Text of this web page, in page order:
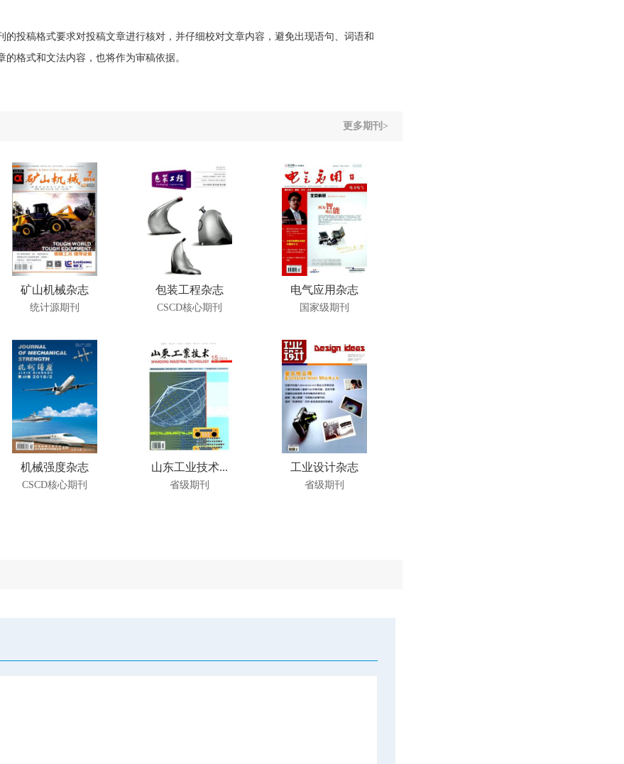
的投稿格式要求对投稿文章进行核对，并仔细校对文章内容，避免出现语句、词语和
格式和文法内容，也将作为审稿依据。
更多期刊>
矿山机械杂志
统计源期刊
包装工程杂志
CSCD核心期刊
电气应用杂志
国家级期刊
机械强度杂志
CSCD核心期刊
山东工业技术...
省级期刊
工业设计杂志
省级期刊